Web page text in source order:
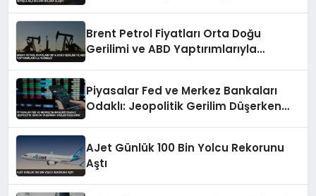
Brent Petrol Fiyatları Orta Doğu
Gerilimi ve ABD Yaptırımlarıyla
Piyasalar Fed ve Merkez Bankaları
Odaklı: Jeopolitik Gerilim Düşerken
AJet Günlük 100 Bin Yolcu Rekorunu
Aştı